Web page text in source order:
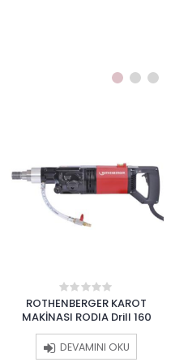
0
out
of
5
ROTHENBERGER KAROT
MAKİNASI RODIA Drill 160
DEVAMINI OKU